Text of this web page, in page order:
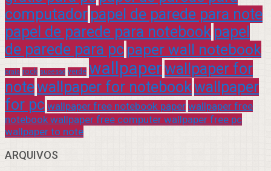
computador papel de parede para note
papel de parede para notebook papel
de parede para pc paper wall notebook
praia rock sucesso verde wallpaperwallpaper for
notewallpaper for notebookwallpaper
for pc wallpaper free notebook paper wallpaper free
notebook wallpaper free computer wallpaper free pc
wallpaper to note
ARQUIVOS